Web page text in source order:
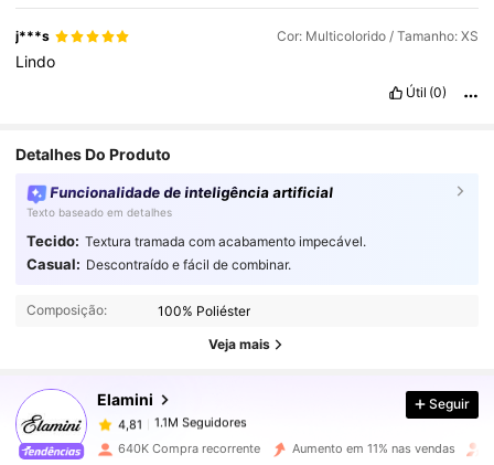
j***s Cor: Multicolorido / Tamanho: XS
Lindo
Útil (0)
Detalhes Do Produto
Funcionalidade de inteligência artificial
Texto baseado em detalhes
Tecido: Textura tramada com acabamento impecável.
Casual: Descontraído e fácil de combinar.
Composição: 100% Poliéster
Veja mais
Elamini
4,81 1.1M Seguidores
1.1M Seguidores
4,81
1.1M Seguidores
d***e
pago1 dia atrás
Seguir
640K Compra recorrente Aumento em 11% nas vendas